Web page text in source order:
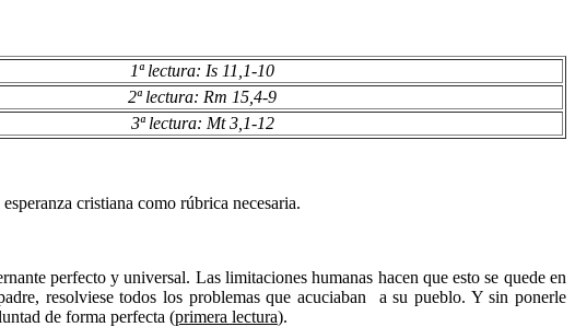
1ª lectura: Is 11,1-10
2ª lectura: Rm 15,4-9
3ª lectura: Mt 3,1-12
cristiana como rúbrica necesaria.
perfecto y universal. Las limitaciones humanas hacen que esto se quede en
resolviese todos los problemas que acuciaban a su pueblo. Y sin ponerle
de forma perfecta (primera lectura).